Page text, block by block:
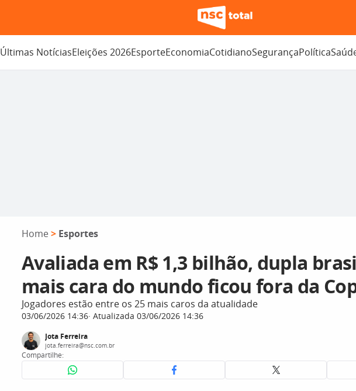
Últimas NotíciasEleições 2026EsporteEconomiaCotidianoSegurançaPolítica
Home > Esportes
Avaliada em R$ 1,3 bilhão, dupla
mais cara do mundo ficou fora da
Jogadores estão entre os 25 mais caros da atualidade
03/06/2026 14:36 Atualizada 03/06/2026 14:36
Jota Ferreira
jota.ferreira@nsc.com.br
Compartilhe: